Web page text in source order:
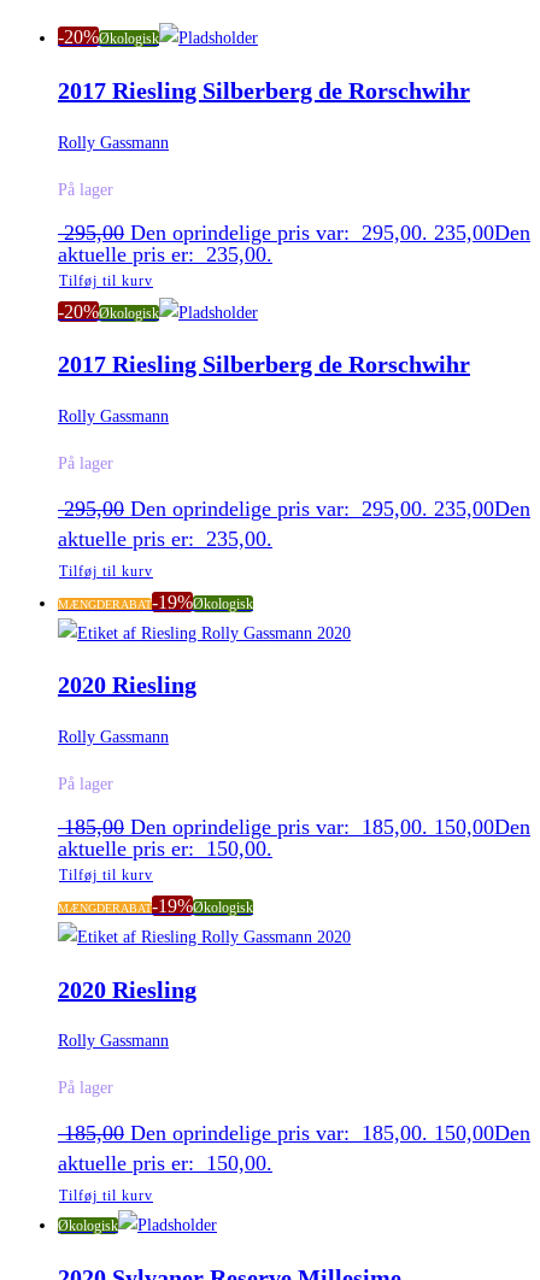
-20%Økologisk
2017 Riesling Silberberg de Rorschwihr
Rolly Gassmann
På lager
295,00 Den oprindelige pris var: 295,00. 235,00Den
aktuelle pris er: 235,00.
Tilføj til kurv
-20%Økologisk
2017 Riesling Silberberg de Rorschwihr
Rolly Gassmann
På lager
295,00 Den oprindelige pris var: 295,00. 235,00Den
aktuelle pris er: 235,00.
Tilføj til kurv
MÆNGDERABAT-19%Økologisk
2020 Riesling
Rolly Gassmann
På lager
185,00 Den oprindelige pris var: 185,00. 150,00Den
aktuelle pris er: 150,00.
Tilføj til kurv
MÆNGDERABAT-19%Økologisk
2020 Riesling
Rolly Gassmann
På lager
185,00 Den oprindelige pris var: 185,00. 150,00Den
aktuelle pris er: 150,00.
Tilføj til kurv
Økologisk